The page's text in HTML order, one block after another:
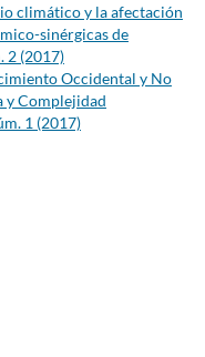
climático y la afectación
sinérgicas de
2 (2017)
Occidental y No
y Complejidad
1 (2017)